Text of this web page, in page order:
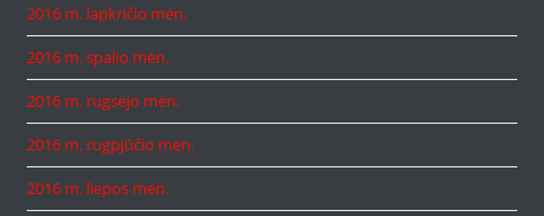
2016 m. lapkričio mėn.
2016 m. spalio mėn.
2016 m. rugsėjo mėn.
2016 m. rugpjūčio mėn.
2016 m. liepos mėn.